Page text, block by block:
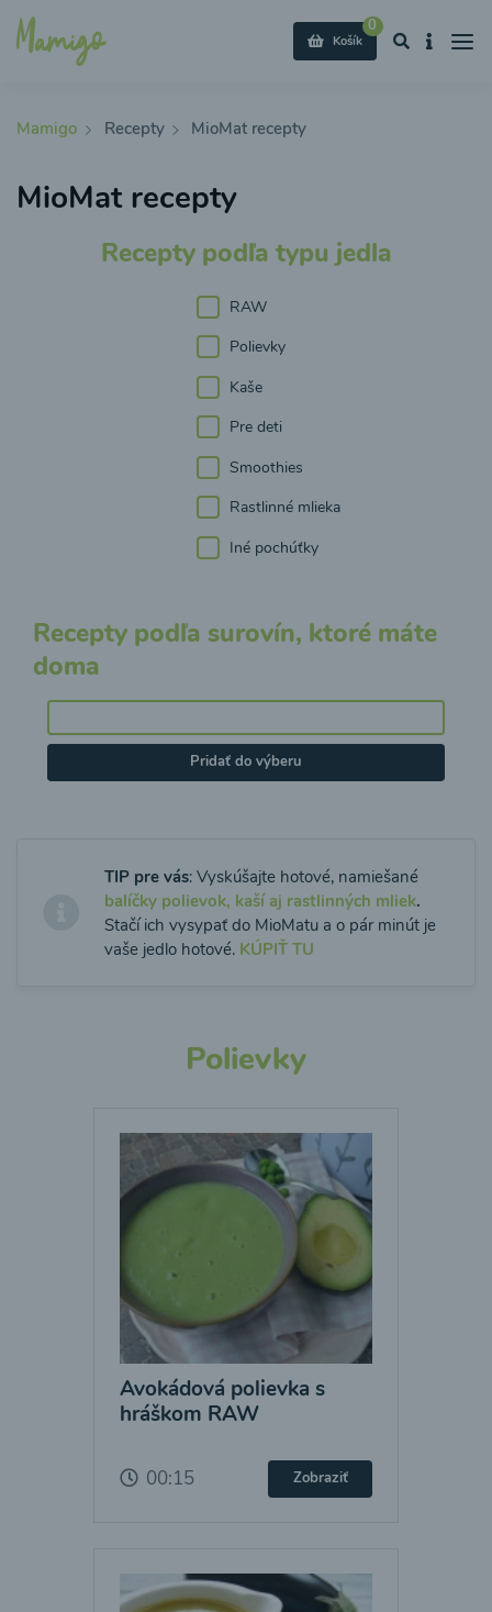
0
Košík
Mamigo Recepty MioMat recepty
MioMat recepty
Recepty podľa typu jedla
RAW
Polievky
Kaše
Pre deti
Smoothies
Rastlinné mlieka
Iné pochúťky
Recepty podľa surovín, ktoré máte
doma
Pridať do výberu
TIP pre vás: Vyskúšajte hotové, namiešané
balíčky polievok, kaší aj rastlinných mliek.
Stačí ich vysypať do MioMatu a o pár minút je
vaše jedlo hotové. KÚPIŤ TU
Polievky
Avokádová polievka s
hráškom RAW
00:15 Zobraziť